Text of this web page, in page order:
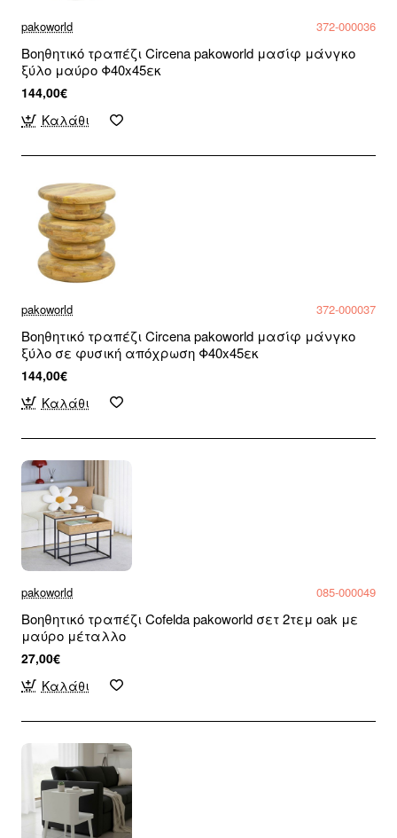
pakoworld 372-000036
Βοηθητικό τραπέζι Circena pakoworld μασίφ μάνγκο
ξύλο μαύρο Φ40x45εκ
144,00€
Καλάθι
pakoworld 372-000037
Βοηθητικό τραπέζι Circena pakoworld μασίφ μάνγκο
ξύλο σε φυσική απόχρωση Φ40x45εκ
144,00€
Καλάθι
pakoworld 085-000049
Βοηθητικό τραπέζι Cofelda pakoworld σετ 2τεμ oak με
μαύρο μέταλλο
27,00€
Καλάθι